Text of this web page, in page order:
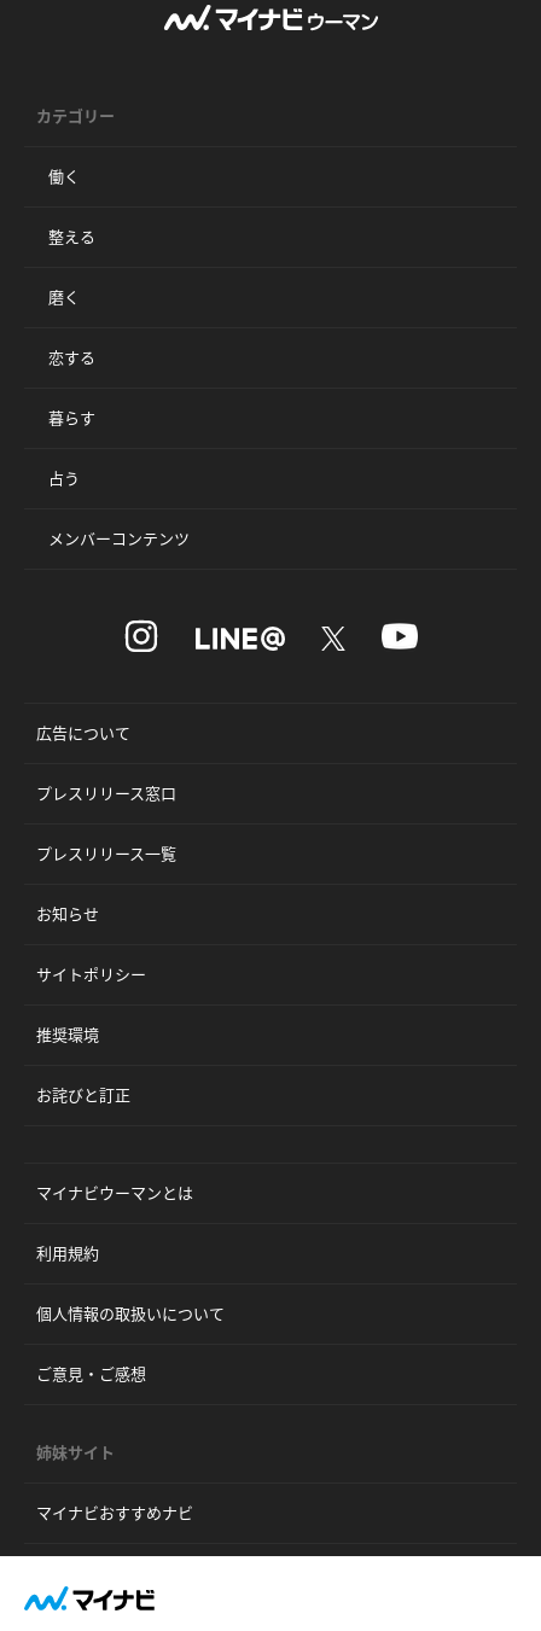
カテゴリー
働く
整える
磨く
恋する
暮らす
占う
メンバーコンテンツ
広告について
プレスリリース窓口
プレスリリース一覧
お知らせ
サイトポリシー
推奨環境
お詫びと訂正
マイナビウーマンとは
利用規約
個人情報の取扱いについて
ご意見・ご感想
姉妹サイト
マイナビおすすめナビ